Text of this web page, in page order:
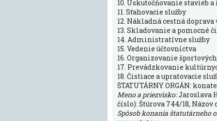
10. Uskutočňovanie stavieb
11. Sťahovacie služby
12. Nákladná cestná
13. Skladovanie a pomocné
14. Administratívne služby
15. Vedenie účtovníctva
16. Organizovanie
17. Prevádzkovanie
18. Čistiace a upratovacie
ŠTATUTÁRNY ORGÁN:
Meno a priezvisko:Jaroslava
číslo): Štúrova 744/18, Názov
Spôsob konania štatutárneho